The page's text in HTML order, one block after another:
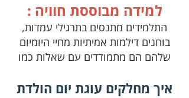
למידה מבוססת חוויה :
התלמידים מתנסים בתרגילי עמדות,
בוחנים דילמות אמיתיות מחיי היומיום
שלהם הם מתמודדים עם שאלות כמו
איך מחלקים עוגת יום הולדת